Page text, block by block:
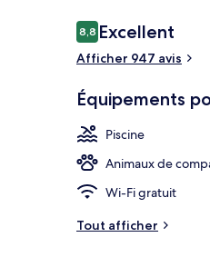
Avis
voyageurs
8,88,8 sur 10
Excellent
Afficher 947 avis
Équipements
Piscine
Animaux de
Wi-Fi gratuit
Tout afficher